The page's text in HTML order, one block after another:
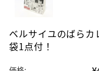
ベルサイユのばら
袋1点付！